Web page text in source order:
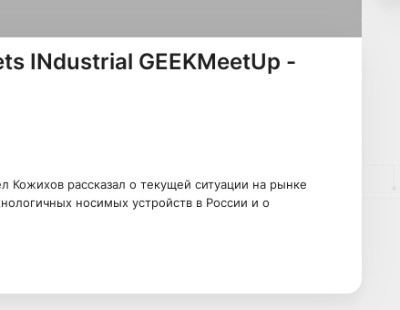
INdustrial GEEKMeetUp -
Кожихов рассказал о текущей ситуации на рынке
носимых устройств в России и о